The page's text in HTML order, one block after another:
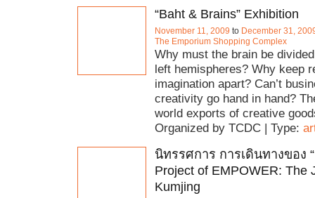
“Baht & Brains” Exhibition
November 11, 2009 to December 31,
The Emporium Shopping Complex
Why must the brain be
left hemispheres? Why keep
imagination apart? Can’t
creativity go hand in hand?
world exports of creative
Organized by TCDC | Type:
นิทรรศการ การเดินทางของ
Project of EMPOWER: The
Kumjing